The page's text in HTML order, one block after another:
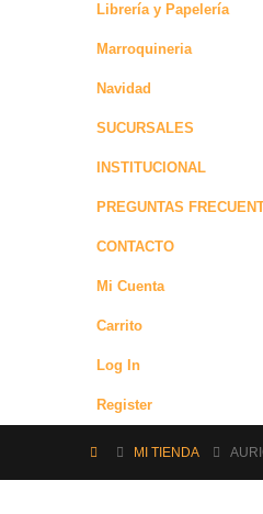
Librería y Papelería
Marroquineria
Navidad
SUCURSALES
INSTITUCIONAL
PREGUNTAS
CONTACTO
Mi Cuenta
Carrito
Log In
Register
MI TIENDA